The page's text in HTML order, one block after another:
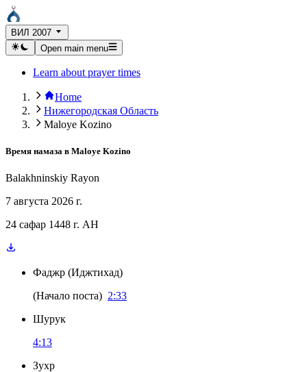
ВИЛ 2007
Open main menu
Learn about prayer times
Home
Нижегородская Область
Maloye Kozino
Время намаза в Maloye Kozino
Balakhninskiy Rayon
7 августа 2026 г.
24 сафар 1448 г. AH
Фаджр (Иджтихад)
(Начало поста) 2:33
Шурук
4:13
Зухр